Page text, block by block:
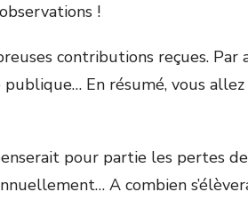
!
contributions reçues.
En résumé, vous
pour partie les pertes
A combien